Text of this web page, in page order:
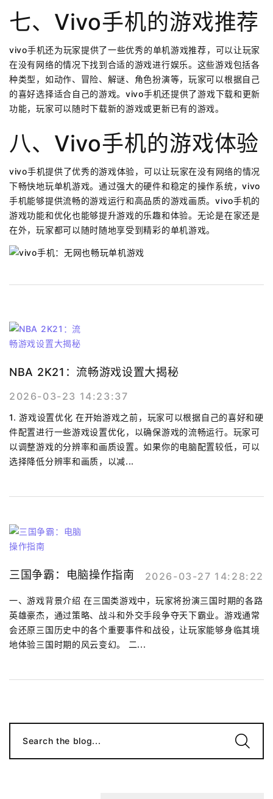
七、vivo手机的游戏推荐
vivo手机还为玩家提供了一些优秀的单机游戏推荐，可以让玩家
在没有网络的情况下找到合适的游戏进行娱乐。这些游戏包括各
种类型，如动作、冒险、解谜、角色扮演等，玩家可以根据自己
的喜好选择适合自己的游戏。vivo手机还提供了游戏下载和更新
功能，玩家可以随时下载新的游戏或更新已有的游戏。
八、vivo手机的游戏体验
vivo手机提供了优秀的游戏体验，可以让玩家在没有网络的情况
下畅快地玩单机游戏。通过强大的硬件和稳定的操作系统，vivo
手机能够提供流畅的游戏运行和高品质的游戏画质。vivo手机的
游戏功能和优化也能够提升游戏的乐趣和体验。无论是在家还是
在外，玩家都可以随时随地享受到精彩的单机游戏。
NBA 2K21：流畅游戏设置大揭秘
2026-03-23 14:23:37
1. 游戏设置优化 在开始游戏之前，玩家可以根据自己的喜好和硬
件配置进行一些游戏设置优化，以确保游戏的流畅运行。玩家可
以调整游戏的分辨率和画质设置。如果你的电脑配置较低，可以
选择降低分辨率和画质，以减...
三国争霸：电脑操作指南 2026-03-27 14:28:22
一、游戏背景介绍 在三国类游戏中，玩家将扮演三国时期的各路
英雄豪杰，通过策略、战斗和外交手段争夺天下霸业。游戏通常
会还原三国历史中的各个重要事件和战役，让玩家能够身临其境
地体验三国时期的风云变幻。 二...
Search the blog...